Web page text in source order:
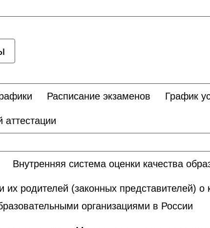
Расписание экзаменов График
Внутренняя система оценки качества
родителей (законных представителей) о
организациями в России